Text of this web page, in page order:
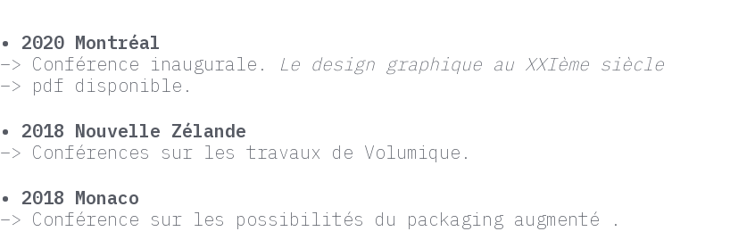
• 2020 Montréal
–> Conférence inaugurale.
Le design graphique au XXIème siècle
–> pdf disponible.
• 2018 Nouvelle Zélande
–> Conférences sur les travaux de Volumique.
• 2018 Monaco
–> Conférence sur les possibilités du packaging augmenté .